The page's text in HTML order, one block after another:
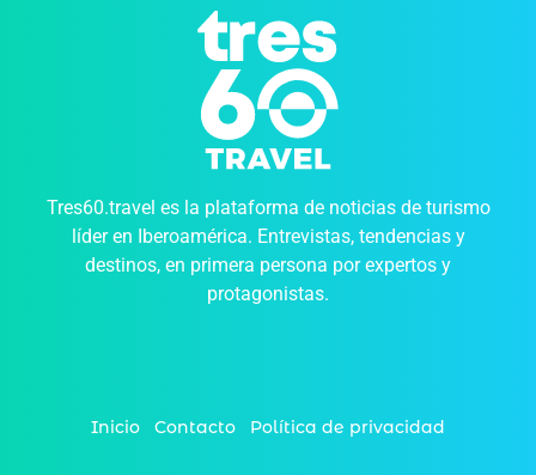
Tres60.travel es la plataforma de noticias de turismo
líder en Iberoamérica. Entrevistas, tendencias y
destinos, en primera persona por expertos y
protagonistas.
Inicio Contacto Política de privacidad